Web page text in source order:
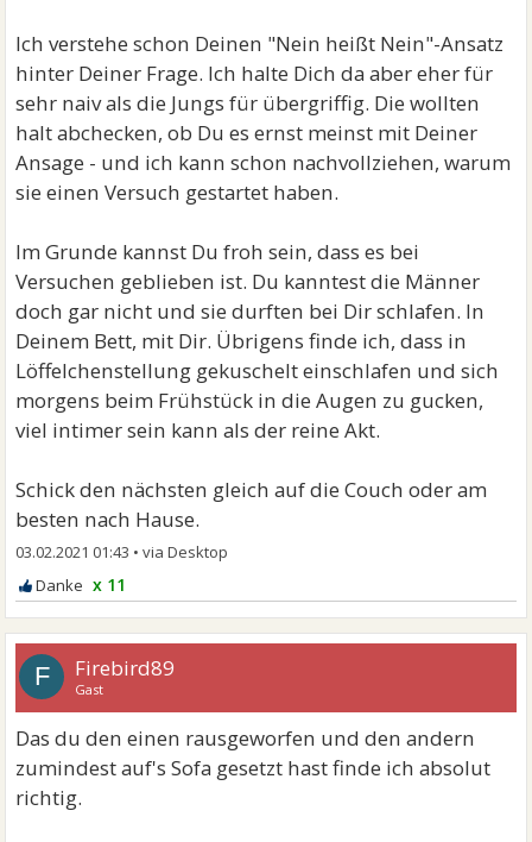
Ich verstehe schon Deinen "Nein heißt Nein"-Ansatz
hinter Deiner Frage. Ich halte Dich da aber eher für
sehr naiv als die Jungs für übergriffig. Die wollten
halt abchecken, ob Du es ernst meinst mit Deiner
Ansage - und ich kann schon nachvollziehen, warum
sie einen Versuch gestartet haben.
Im Grunde kannst Du froh sein, dass es bei
Versuchen geblieben ist. Du kanntest die Männer
doch gar nicht und sie durften bei Dir schlafen. In
Deinem Bett, mit Dir. Übrigens finde ich, dass in
Löffelchenstellung gekuschelt einschlafen und sich
morgens beim Frühstück in die Augen zu gucken,
viel intimer sein kann als der reine Akt.
Schick den nächsten gleich auf die Couch oder am
besten nach Hause.
03.02.2021 01:43 •
x 11
F Firebird89
Gast
Das du den einen rausgeworfen und den andern
zumindest auf's Sofa gesetzt hast finde ich absolut
richtig.